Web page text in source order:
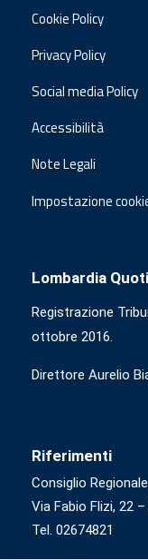
Cookie Policy
Privacy Policy
Social media Policy
Accessibilità
Note Legali
Impostazione
Lombardia
Registrazione
ottobre 2016.
Direttore Aurelio
Riferimenti
Consiglio
Via Fabio Flizi, 22
Tel. 02674821